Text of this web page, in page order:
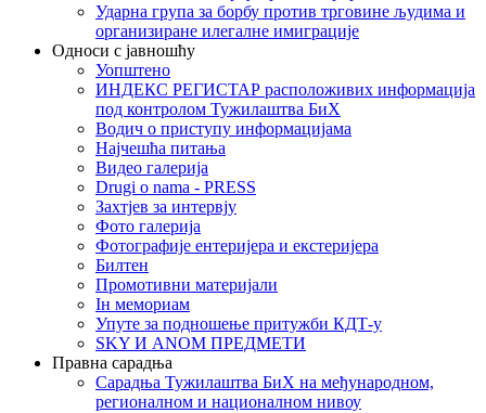
Ударна група за борбу против трговине људима и
организиране илегалне имиграције
Односи с јавношћу
Уопштено
ИНДЕКС РЕГИСТАР расположивих информација
под контролом Тужилаштва БиХ
Водич о приступу информацијама
Најчешћа питања
Видео галерија
Drugi o nama - PRESS
Захтјев за интервју
Фото галерија
Фотографије ентеријера и екстеријера
Билтен
Промотивни материјали
Iн мемориам
Упуте за подношење притужби КДТ-у
SKY И ANOM ПРЕДМЕТИ
Правна сарадња
Сарадња Тужилаштва БиХ на међународном,
регионалном и националном нивоу